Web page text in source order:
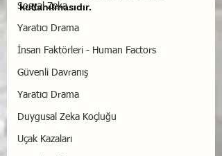
Sosyal Zeka
Yaratıcı Drama
İnsan Faktörleri - Human Factors
Güvenli Davranış
Yaratıcı Drama
Duygusal Zeka Koçluğu
Uçak Kazaları
kullanılmasıdır.